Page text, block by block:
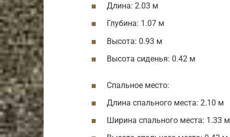
Длина: 2.03 м
Глубина: 1.07 м
Высота: 0.93 м
Высота сиденья: 0.42 м
Спальное место:
Длина спального места: 2.10 м
Ширина спального места: 1.33 м